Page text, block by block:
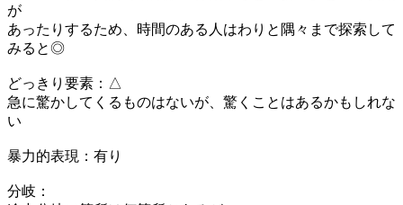
が
あったりするため、時間のある人はわりと隅々まで探索して
みると◎
どっきり要素：△
急に驚かしてくるものはないが、驚くことはあるかもしれな
い
暴力的表現：有り
分岐：